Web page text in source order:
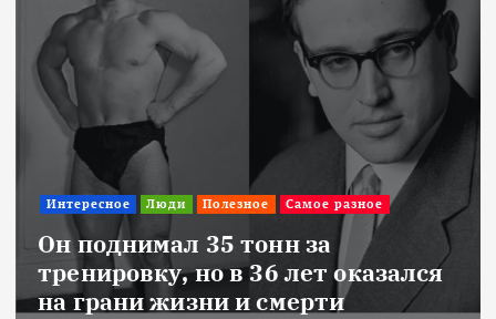
Интересное Люди Полезное Самое разное
Он поднимал 35 тонн за
тренировку, но в 36 лет оказался
на грани жизни и смерти